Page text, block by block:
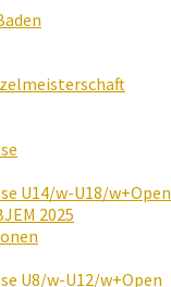
U14/w-U18/w+Open
2025
U8/w-U12/w+Open